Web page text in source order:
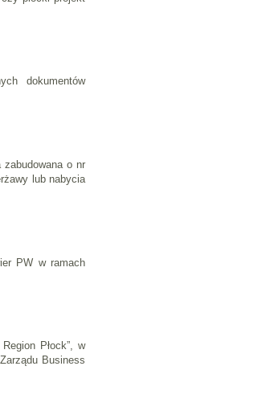
dokumentów
zabudowana o nr
lub nabycia
PW w ramach
Płock”, w
Business